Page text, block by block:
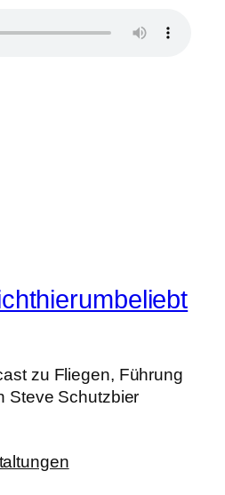
zu Fliegen, Führung
Steve Schutzbier